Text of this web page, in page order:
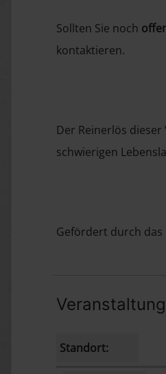
Sollten Sie noch
kontaktieren.
Der Reinerlös
schwierigen
Gefördert durch das
Standort: